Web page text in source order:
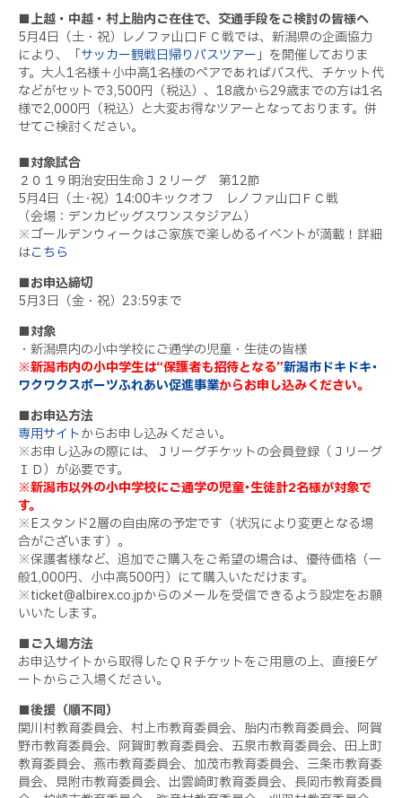
■上越・中越・村上胎内ご在住で、交通手段をご検討の皆様へ
5月4日（土・祝）レノファ山口ＦＣ戦では、新潟県の企画協力
により、「サッカー観戦日帰りバスツアー」を開催しておりま
す。大人1名様＋小中高1名様のペアであればバス代、チケット代
などがセットで3,500円（税込）、18歳から29歳までの方は1名
様で2,000円（税込）と大変お得なツアーとなっております。併
せてご検討ください。
■対象試合
２０１９明治安田生命Ｊ２リーグ 第12節
5月4日（土･祝）14:00キックオフ レノファ山口ＦＣ戦
（会場：デンカビッグスワンスタジアム）
※ゴールデンウィークはご家族で楽しめるイベントが満載！詳細
はこちら
■お申込締切
5月3日（金・祝）23:59まで
■対象
・新潟県内の小中学校にご通学の児童・生徒の皆様
※新潟市内の小中学生は“保護者も招待となる”新潟市ドキドキ･
ワクワクスポーツふれあい促進事業からお申し込みください。
■お申込方法
専用サイトからお申し込みください。
※お申し込みの際には、Ｊリーグチケットの会員登録（Ｊリーグ
ＩＤ）が必要です。
※新潟市以外の小中学校にご通学の児童･生徒計2名様が対象で
す。
※Eスタンド2層の自由席の予定です（状況により変更となる場
合がございます）。
※保護者様など、追加でご購入をご希望の場合は、優待価格（一
般1,000円、小中高500円）にて購入いただけます。
※ticket@albirex.co.jpからのメールを受信できるよう設定をお願
いいたします。
■ご入場方法
お申込サイトから取得したＱＲチケットをご用意の上、直接Eゲ
ートからご入場ください。
■後援（順不同）
関川村教育委員会、村上市教育委員会、胎内市教育委員会、阿賀
野市教育委員会、阿賀町教育委員会、五泉市教育委員会、田上町
教育委員会、燕市教育委員会、加茂市教育委員会、三条市教育委
員会、見附市教育委員会、出雲崎町教育委員会、長岡市教育委員